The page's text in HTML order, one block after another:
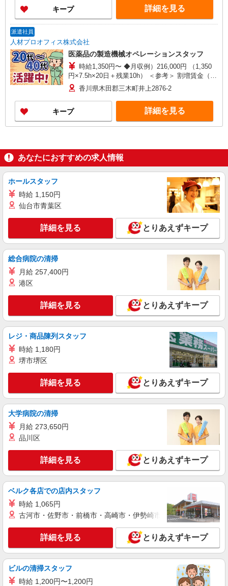
勤なし）
キープ 詳細を見る
派遣社員
人材プロオフィス株式会社
医薬品の製造機械オペレーションスタッフ
時給1,350円〜 ◆月収例）216,000円 （1,350
円×7.5h×20日＋残業10h） ＜参考＞ 割増賃金（時
給＋割増） ・残業時：1,688円
香川県木田郡三木町井上2876-2
キープ 詳細を見る
あなたにおすすめの求人情報
ホールスタッフ
時給 1,150円
仙台市青葉区
詳細を見る とりあえずキープ
総合病院の清掃
月給 257,400円
港区
詳細を見る とりあえずキープ
レジ・商品陳列スタッフ
時給 1,180円
堺市堺区
詳細を見る とりあえずキープ
大学病院の清掃
月給 273,650円
品川区
詳細を見る とりあえずキープ
ベルク各店での店内スタッフ
時給 1,065円
古河市・佐野市・前橋市・高崎市・伊勢崎市・太田市・館林市
詳細を見る とりあえずキープ
ビルの清掃スタッフ
時給 1,200円〜1,200円